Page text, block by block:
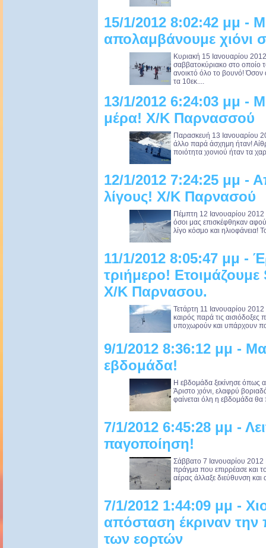
15/1/2012 8:02:42 μμ -
απολαμβάνουμε χιόνι
Κυριακή 15 Ιανουαρίου
σαββατοκύριακο στο οποίο
ανοικτό όλο το βουνό! Όσον
τα 10εκ....
13/1/2012 6:24:03 μμ -
μέρα! X/K Παρνασσού
Παρασκευή 13 Ιανουαρίου
άλλο παρά άσχημη ήταν!
ποιότητα χιονιού ήταν τα
12/1/2012 7:24:25 μμ -
λίγους! Χ/Κ Παρνασού
Πέμπτη 12 Ιανουαρίου 2012
όσοι μας επισκέφθηκαν
λίγο κόσμο και ηλιοφάνεια!
11/1/2012 8:05:47 μμ -
τριήμερο!
Χ/Κ Παρνασου.
Τετάρτη 11 Ιανουαρίου
καιρός παρά τις αισιόδοξες
υποχωρούν και υπάρχουν
9/1/2012 8:36:12 μμ -
εβδομάδα!
Η εβδομάδα ξεκίνησε
Άριστο χιόνι, ελαφρύ
φαίνεται όλη η εβδομάδα θα
7/1/2012 6:45:28 μμ -
παγοποίηση!
Σάββατο 7 Ιανουαρίου
πράγμα που επιρρέασε και
αέρας άλλαξε διεύθυνση
7/1/2012 1:44:09 μμ -
απόσταση έκριναν την
των εορτών